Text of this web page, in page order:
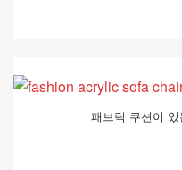
패브릭 쿠션이